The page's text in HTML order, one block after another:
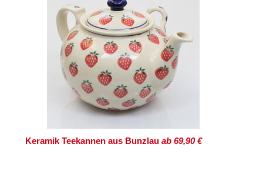
Keramik Teekannen aus Bunzlau ab 69,90 €